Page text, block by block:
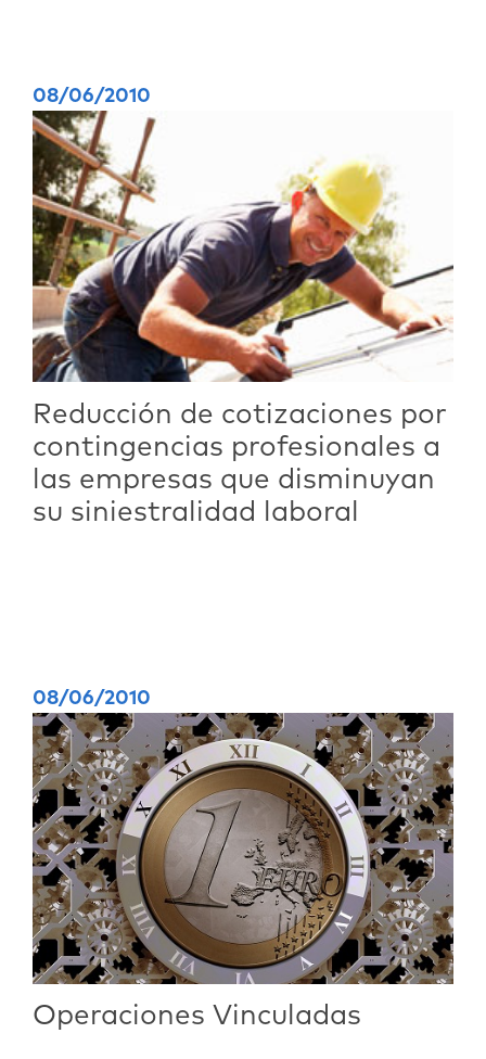
08/06/2010
Reducción de cotizaciones por
contingencias profesionales a
las empresas que disminuyan
su siniestralidad laboral
08/06/2010
Operaciones Vinculadas